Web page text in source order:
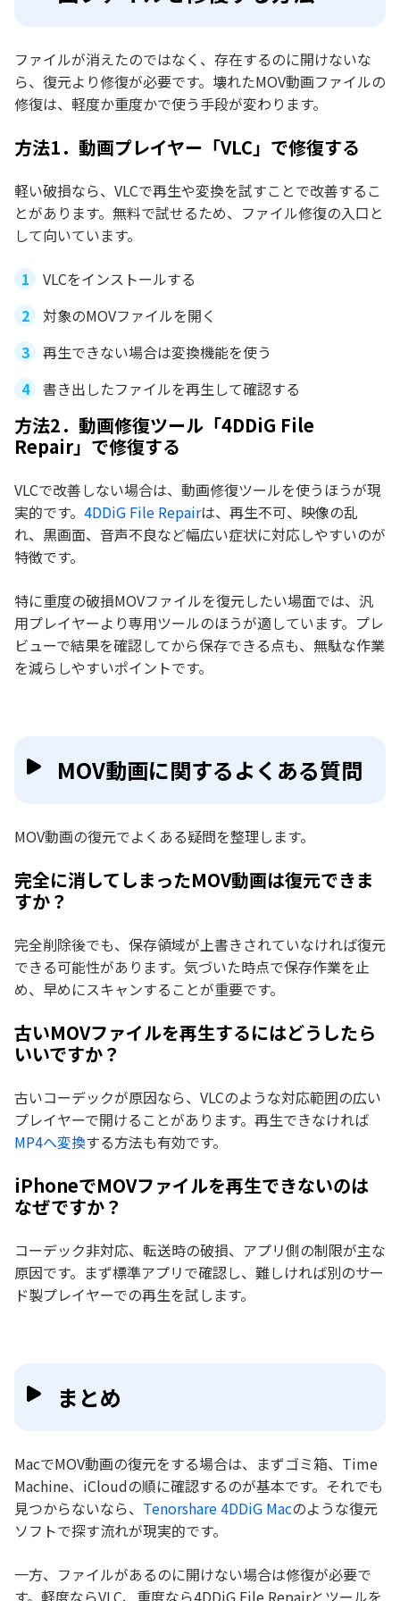
ファイルが消えたのではなく、存在するのに開けないな
ら、復元より修復が必要です。壊れたMOV動画ファイルの
修復は、軽度か重度かで使う手段が変わります。
方法1．動画プレイヤー「VLC」で修復する
軽い破損なら、VLCで再生や変換を試すことで改善するこ
とがあります。無料で試せるため、ファイル修復の入口と
して向いています。
VLCをインストールする
対象のMOVファイルを開く
再生できない場合は変換機能を使う
書き出したファイルを再生して確認する
方法2．動画修復ツール「4DDiG File
Repair」で修復する
VLCで改善しない場合は、動画修復ツールを使うほうが現
実的です。 4DDiG File Repairは、再生不可、映像の乱
れ、黒画面、音声不良など幅広い症状に対応しやすいのが
特徴です。
特に重度の破損MOVファイルを復元したい場面では、汎
用プレイヤーより専用ツールのほうが適しています。プレ
ビューで結果を確認してから保存できる点も、無駄な作業
を減らしやすいポイントです。
MOV動画に関するよくある質問
MOV動画の復元でよくある疑問を整理します。
完全に消してしまったMOV動画は復元できま
すか？
完全削除後でも、保存領域が上書きされていなければ復元
できる可能性があります。気づいた時点で保存作業を止
め、早めにスキャンすることが重要です。
古いMOVファイルを再生するにはどうしたら
いいですか？
古いコーデックが原因なら、VLCのような対応範囲の広い
プレイヤーで開けることがあります。再生できなければ
MP4へ変換する方法も有効です。
iPhoneでMOVファイルを再生できないのは
なぜですか？
コーデック非対応、転送時の破損、アプリ側の制限が主な
原因です。まず標準アプリで確認し、難しければ別のサー
ド製プレイヤーでの再生を試します。
まとめ
MacでMOV動画の復元をする場合は、まずゴミ箱、Time
Machine、iCloudの順に確認するのが基本です。それでも
見つからないなら、 Tenorshare 4DDiG Macのような復元
ソフトで探す流れが現実的です。
一方、ファイルがあるのに開けない場合は修復が必要で